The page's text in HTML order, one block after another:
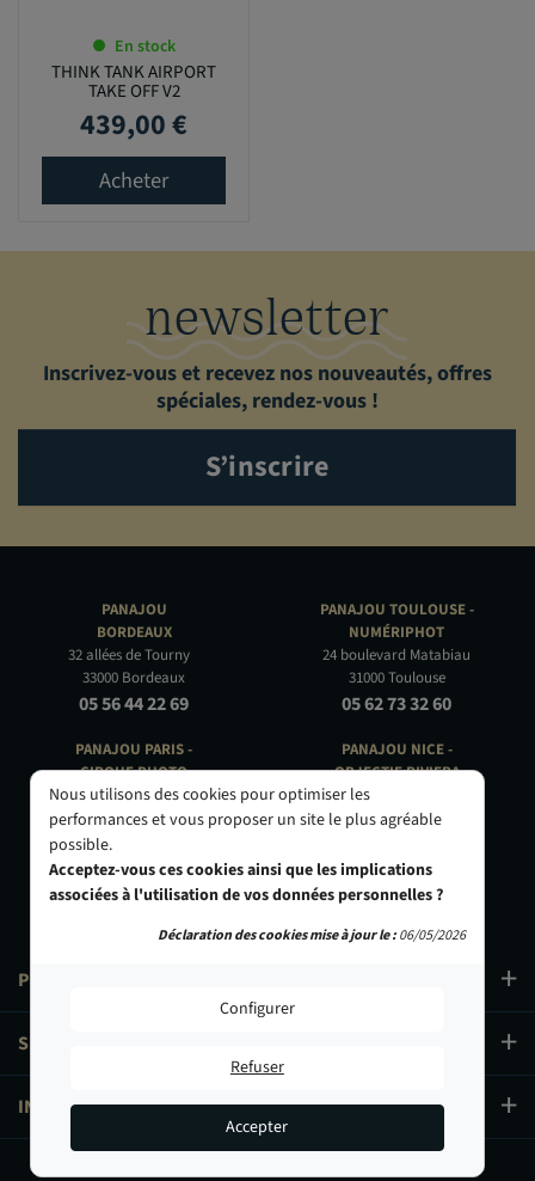
3 349,90 €
En stock
THINK TANK AIRPORT
TAKE OFF V2
Prix
439,00 €
Acheter
newsletter
Inscrivez-vous et recevez nos nouveautés, offres
spéciales, rendez-vous !
S’inscrire
PANAJOU
BORDEAUX
32 allées de Tourny
33000 Bordeaux
05 56 44 22 69
PANAJOU PARIS -
CIRQUE PHOTO
9, bd des Filles-du-Calvaire
75003 Paris
01 40 29 91 91
PRODUITS
SERVICES
INFORMATIONS
PANAJOU TOULOUSE -
NUMÉRIPHOT
24 boulevard Matabiau
31000 Toulouse
05 62 73 32 60
PANAJOU NICE -
OBJECTIF RIVIERA
24 Rue de l'Hôtel des Postes
06000 Nice
Nous utilisons des cookies pour optimiser les
performances et vous proposer un site le plus agréable
possible.
Acceptez-vous ces cookies ainsi que les implications
associées à l'utilisation de vos données personnelles ?
Configurer
Refuser
Accepter
Déclaration des cookies mise à jour le :06/05/2026